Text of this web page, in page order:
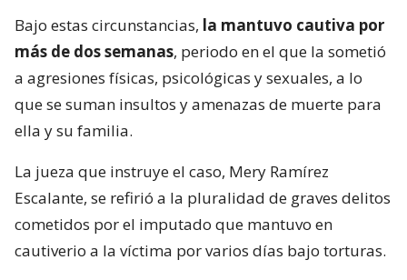
Bajo estas circunstancias, la mantuvo cautiva por
más de dos semanas, periodo en el que la sometió
a agresiones físicas, psicológicas y sexuales, a lo
que se suman insultos y amenazas de muerte para
ella y su familia.
La jueza que instruye el caso, Mery Ramírez
Escalante, se refirió a la pluralidad de graves delitos
cometidos por el imputado que mantuvo en
cautiverio a la víctima por varios días bajo torturas.